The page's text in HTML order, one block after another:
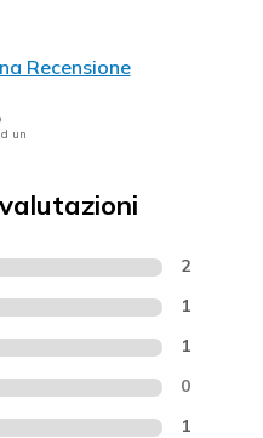
Recensione
un
2
1
1
0
1